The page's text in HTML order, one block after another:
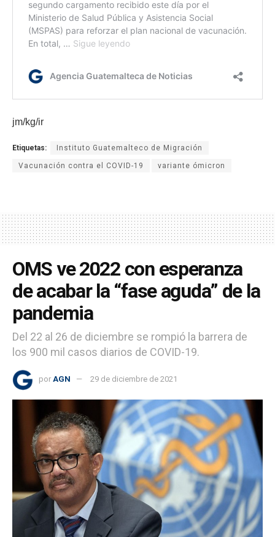
jm/kg/ir
Etiquetas: Instituto Guatemalteco de Migración
Vacunación contra el COVID-19 variante ómicron
OMS ve 2022 con esperanza
de acabar la “fase aguda” de la
pandemia
Del 22 al 26 de diciembre se rompió la barrera de
los 900 mil casos diarios de COVID-19.
por AGN 29 de diciembre de 2021